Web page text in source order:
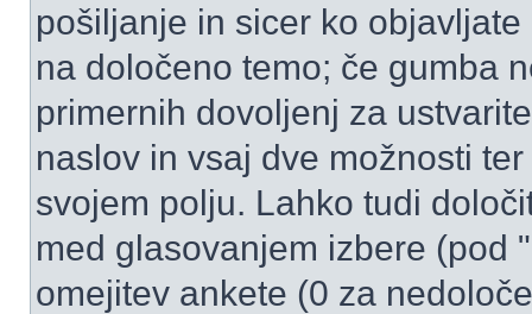
pošiljanje in sicer ko
na določeno temo; če gumba
primernih dovoljenj za
naslov in vsaj dve možnosti
svojem polju. Lahko tudi
med glasovanjem izbere (pod
omejitev ankete (0 za